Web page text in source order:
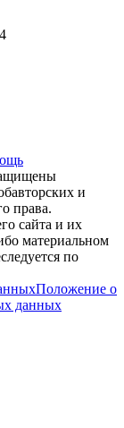
и
права.
сайта и их
материальном
по
Положение о
данных